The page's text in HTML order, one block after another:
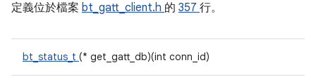
定義位於檔案 bt_gatt_client.h 的 357 行。
bt_status_t (* get_gatt_db)(int conn_id)